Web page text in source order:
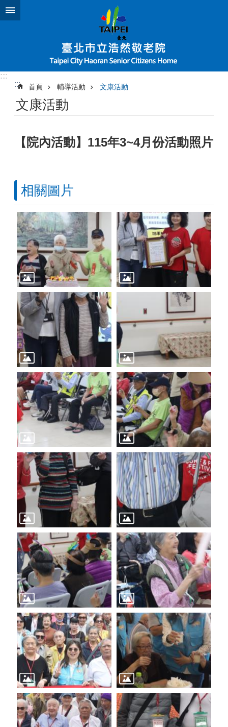
跳到主要內容區塊
:::
:::
首頁 輔導活動 文康活動
文康活動
【院內活動】115年3~4月份活動照片
相關圖片